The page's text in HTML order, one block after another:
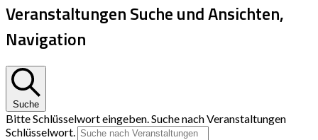
Veranstaltungen Suche und Ansichten,
Navigation
Suche
Bitte Schlüsselwort eingeben. Suche nach Veranstaltungen
Schlüsselwort.